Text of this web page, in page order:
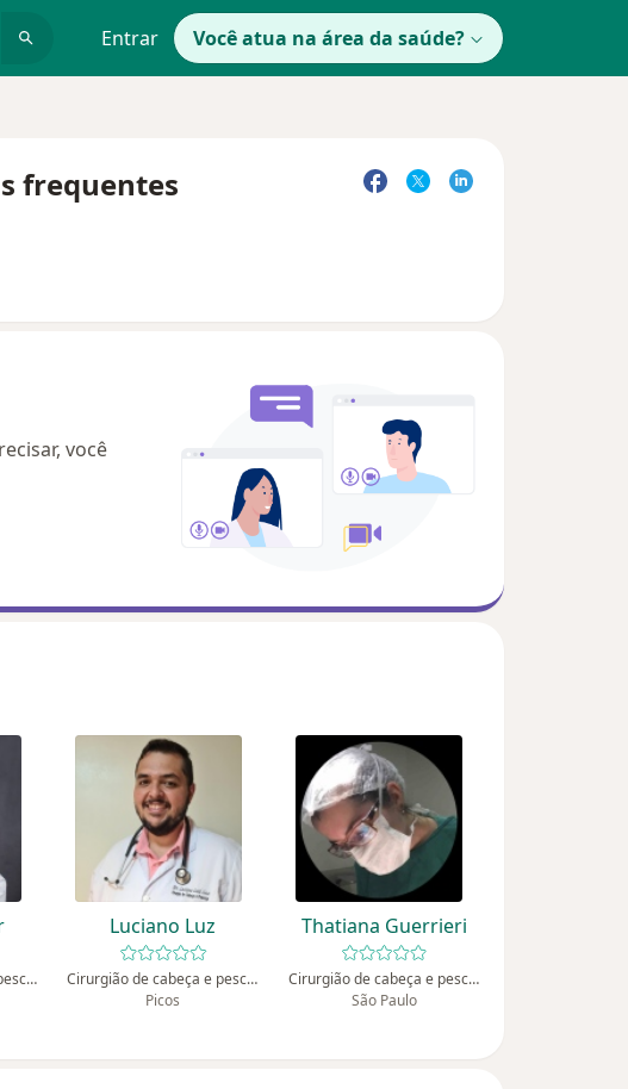
Entrar Você atua na área da saúde?
frequentes
você
Cirurgião de cabeça e pescoço
Luciano Luz
Cirurgião de cabeça e pescoço
Picos
Thatiana Guerrieri
Cirurgião de cabeça e pescoço
São Paulo